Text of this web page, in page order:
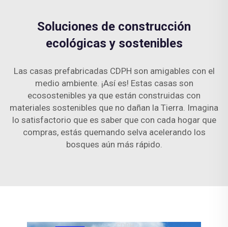
Soluciones de construcción
ecológicas y sostenibles
Las casas prefabricadas CDPH son amigables con el
medio ambiente. ¡Así es! Estas casas son
ecosostenibles ya que están construidas con
materiales sostenibles que no dañan la Tierra. Imagina
lo satisfactorio que es saber que con cada hogar que
compras, estás quemando selva acelerando los
bosques aún más rápido.